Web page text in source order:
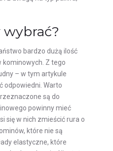
bardzo dużą ilość
kominowych. Z tego
– w tym artykule
odpowiedni. Warto
są do
powinny mieć
się w nich zmieścić rura o
które nie są
elastyczne, które